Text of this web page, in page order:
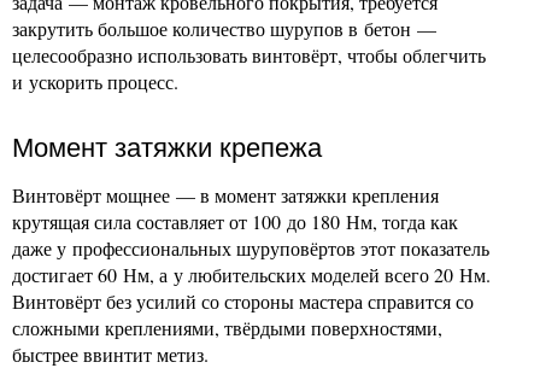
закрутить большое количество шурупов в бетон —
целесообразно использовать винтовёрт, чтобы облегчить
и ускорить процесс.
Момент затяжки крепежа
Винтовёрт мощнее — в момент затяжки крепления
крутящая сила составляет от 100 до 180 Нм, тогда как
даже у профессиональных шуруповёртов этот показатель
достигает 60 Нм, а у любительских моделей всего 20 Нм.
Винтовёрт без усилий со стороны мастера справится со
сложными креплениями, твёрдыми поверхностями,
быстрее ввинтит метиз.